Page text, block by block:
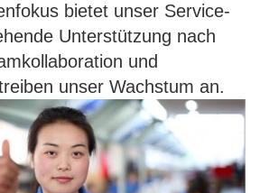
bietet unser Service-
Unterstützung nach
und
unser Wachstum an.